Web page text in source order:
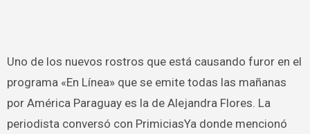
Uno de los nuevos rostros que está causando furor en el
programa «En Línea» que se emite todas las mañanas
por América Paraguay es la de Alejandra Flores. La
periodista conversó con PrimiciasYa donde mencionó